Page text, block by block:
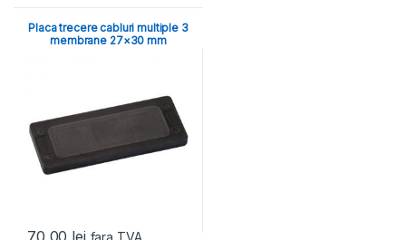
Placa trecere cabluri multiple 3
membrane 27×30 mm